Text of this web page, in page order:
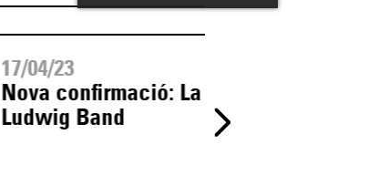
17/04/23
Nova confirmació: La
Ludwig Band
venda les
per a l'estrena de